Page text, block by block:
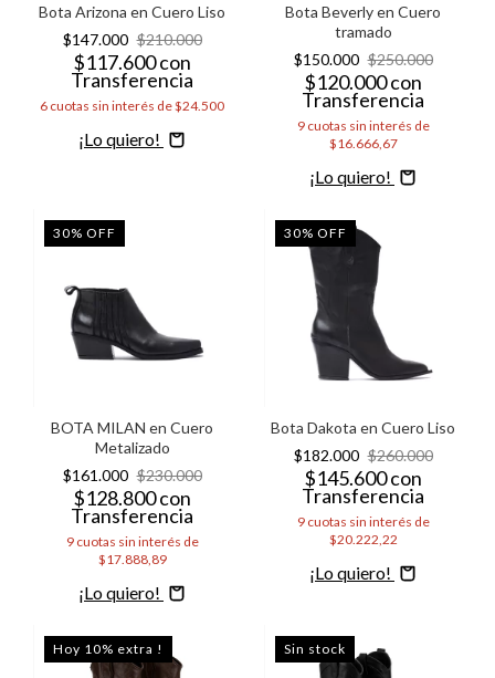
Bota Arizona en Cuero Liso
$147.000 $210.000
$117.600con
Transferencia
6 cuotas sin interés de$24.500
Comprar
Bota Beverly en Cuero
tramado
$150.000 $250.000
$120.000con
Transferencia
9 cuotas sin interés de
$16.666,67
Comprar
30% OFF
BOTA MILAN en Cuero
Metalizado
$161.000 $230.000
$128.800con
Transferencia
9 cuotas sin interés de
$17.888,89
Comprar
30% OFF
Bota Dakota en Cuero Liso
$182.000 $260.000
$145.600con
Transferencia
9 cuotas sin interés de
$20.222,22
Comprar
Hoy 10% extra ! Sin stock